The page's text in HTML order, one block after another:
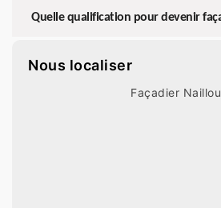
Quelle qualification pour devenir
Nous localiser
Façadier